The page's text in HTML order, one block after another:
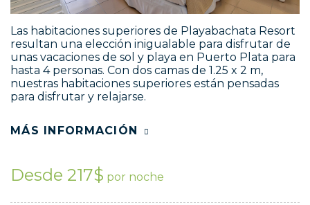
Las habitaciones superiores de Playabachata Resort
resultan una elección inigualable para disfrutar de
unas vacaciones de sol y playa en Puerto Plata para
hasta 4 personas. Con dos camas de 1.25 x 2 m,
nuestras habitaciones superiores están pensadas
para disfrutar y relajarse.
MÁS INFORMACIÓN
Desde 217$ por noche